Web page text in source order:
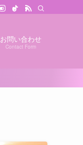
お問い合わせ
Contact Form